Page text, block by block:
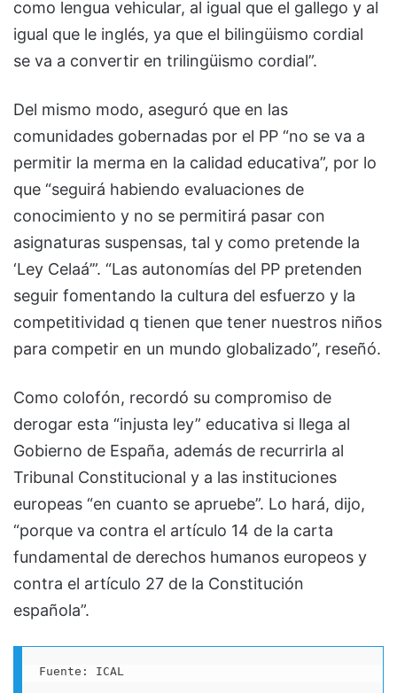
como lengua vehicular, al igual que el gallego y al
igual que le inglés, ya que el bilingüismo cordial
se va a convertir en trilingüismo cordial”.
Del mismo modo, aseguró que en las
comunidades gobernadas por el PP “no se va a
permitir la merma en la calidad educativa”, por lo
que “seguirá habiendo evaluaciones de
conocimiento y no se permitirá pasar con
asignaturas suspensas, tal y como pretende la
‘Ley Celaá’”. “Las autonomías del PP pretenden
seguir fomentando la cultura del esfuerzo y la
competitividad q tienen que tener nuestros niños
para competir en un mundo globalizado”, reseñó.
Como colofón, recordó su compromiso de
derogar esta “injusta ley” educativa si llega al
Gobierno de España, además de recurrirla al
Tribunal Constitucional y a las instituciones
europeas “en cuanto se apruebe”. Lo hará, dijo,
“porque va contra el artículo 14 de la carta
fundamental de derechos humanos europeos y
contra el artículo 27 de la Constitución
española”.
Fuente: ICAL